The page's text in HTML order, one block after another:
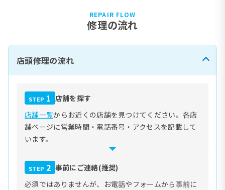
REPAIR FLOW
修理の流れ
店頭修理の流れ
STEP 1 店舗を探す
店舗一覧からお近くの店舗を見つけてください。各店
舗ページに営業時間・電話番号・アクセスを記載して
います。
STEP 2 事前にご連絡(推奨)
必須ではありませんが、お電話やフォームから事前に